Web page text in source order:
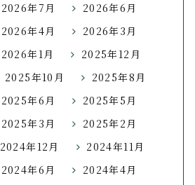
2026年7月
2026年6月
2026年4月
2026年3月
2026年1月
2025年12月
2025年10月
2025年8月
2025年6月
2025年5月
2025年3月
2025年2月
2024年12月
2024年11月
2024年6月
2024年4月